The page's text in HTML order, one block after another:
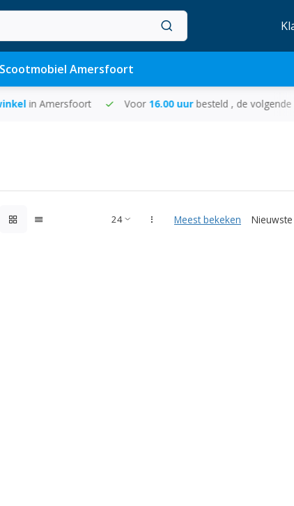
Scootmobiel Amersfoort
in Amersfoort Voor16.00 uurbesteld , de volgende
Meest bekeken